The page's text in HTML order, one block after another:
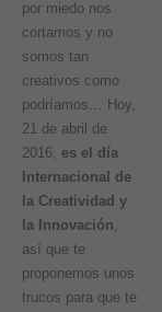
por miedo nos
cortamos y no
somos tan
creativos como
podríamos… Hoy,
21 de abril de
2016, es el día
Internacional de
la Creatividad y
la Innovación,
así que te
proponemos unos
trucos para que te